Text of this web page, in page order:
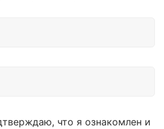
что я ознакомлен и